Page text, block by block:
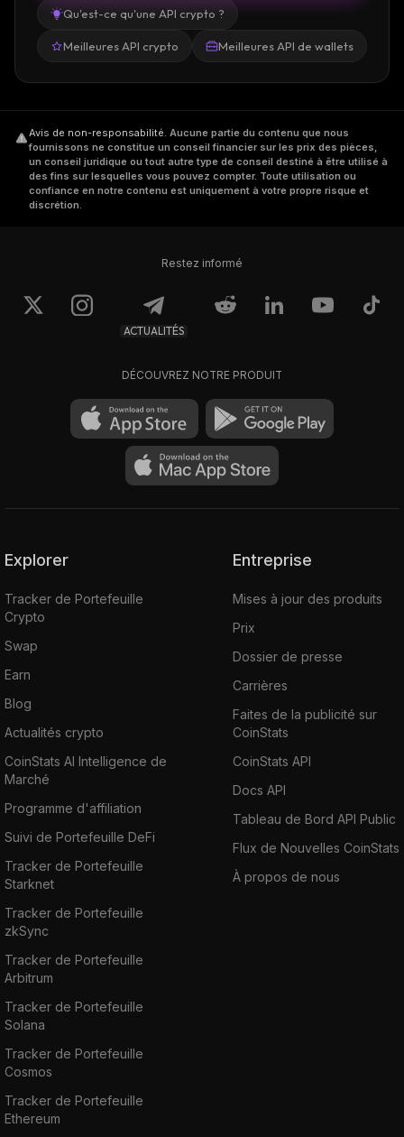
Qu'est-ce qu'une API crypto ?
Meilleures API crypto Meilleures API de wallets
Avis de non-responsabilité. Aucune partie du contenu que nous
fournissons ne constitue un conseil financier sur les prix des pièces,
un conseil juridique ou tout autre type de conseil destiné à être utilisé à
des fins sur lesquelles vous pouvez compter. Toute utilisation ou
confiance en notre contenu est uniquement à votre propre risque et
discrétion.
Restez informé
ACTUALITÉS
DÉCOUVREZ NOTRE PRODUIT
Explorer
Tracker de Portefeuille
Crypto
Swap
Earn
Blog
Actualités crypto
CoinStats AI Intelligence de
Marché
Programme d'affiliation
Suivi de Portefeuille DeFi
Tracker de Portefeuille
Starknet
Tracker de Portefeuille
zkSync
Tracker de Portefeuille
Arbitrum
Tracker de Portefeuille
Solana
Tracker de Portefeuille
Cosmos
Tracker de Portefeuille
Ethereum
Entreprise
Mises à jour des produits
Prix
Dossier de presse
Carrières
Faites de la publicité sur
CoinStats
CoinStats API
Docs API
Tableau de Bord API Public
Flux de Nouvelles CoinStats
À propos de nous